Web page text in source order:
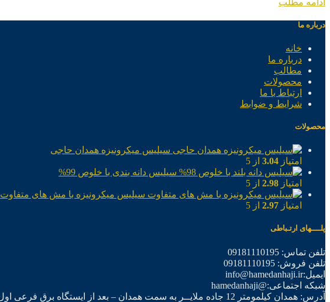
درباره ما
خانه
درباره ما
مطالب
محصولات
ارتباط با ما
شرایط و ضوابط
محصولات
سیلیس میکرونیزه همدان حاجی
امتیاز 3.04 از 5
سیلیس دانه بندی با خلوص 99%
امتیاز 2.98 از 5
سیلیس میکرونیزه با مش های متفاوت
امتیاز 2.97 از 5
پلــــهای ارتـباطی
تلفن تماس: 09181110195
تلفن فروش: 09181110195
ایمیل:info@hamedanhaji.ir
شبکه اجتماعی:@hamedanhaji
آدرس: همدان کیلمومتر 12 جاده ملایــر به سمت همدان – بعد از ایستگاه برق فرعی اول – شرکت تولیدی همدان حاجی